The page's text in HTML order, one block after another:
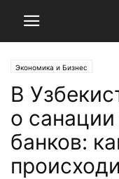
Экономика и Бизнес
В
о
банков: